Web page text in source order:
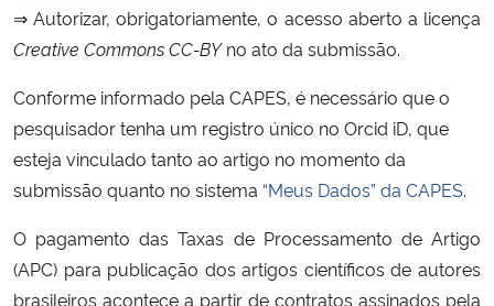
⇒ Autorizar, obrigatoriamente, o acesso aberto a licença
Creative Commons CC-BYno ato da submissão.
Conforme informado pela CAPES, é necessário que o
pesquisador tenha um registro único no Orcid iD, que
esteja vinculado tanto ao artigo no momento da
submissão quanto no sistema “Meus Dados” da CAPES.
O pagamento das Taxas de Processamento de Artigo
(APC) para publicação dos artigos científicos de autores
brasileiros acontece a partir de contratos assinados pela